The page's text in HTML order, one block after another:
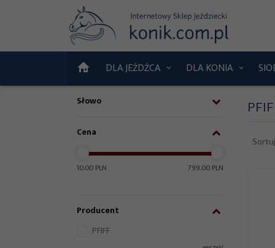
DLA JEŹDŹCA DLA KONIA
Słowo
Cena
10.00 PLN 799.00 PLN
Producent
PFIFF